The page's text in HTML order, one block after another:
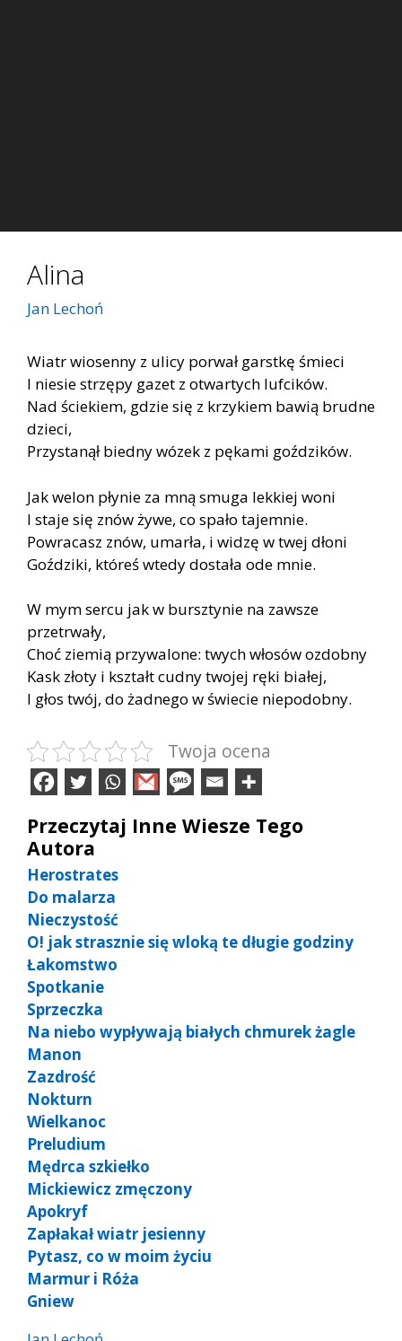
Alina
Jan Lechoń
Wiatr wiosenny z ulicy porwał garstkę śmieci
I niesie strzępy gazet z otwartych lufcików.
Nad ściekiem, gdzie się z krzykiem bawią brudne
dzieci,
Przystanął biedny wózek z pękami goździków.
Jak welon płynie za mną smuga lekkiej woni
I staje się znów żywe, co spało tajemnie.
Powracasz znów, umarła, i widzę w twej dłoni
Goździki, któreś wtedy dostała ode mnie.
W mym sercu jak w bursztynie na zawsze
przetrwały,
Choć ziemią przywalone: twych włosów ozdobny
Kask złoty i kształt cudny twojej ręki białej,
I głos twój, do żadnego w świecie niepodobny.
Twoja ocena
Przeczytaj Inne Wiesze Tego
Autora
Herostrates
Do malarza
Nieczystość
O! jak strasznie się wloką te długie godziny
Łakomstwo
Spotkanie
Sprzeczka
Na niebo wypływają białych chmurek żagle
Manon
Zazdrość
Nokturn
Wielkanoc
Preludium
Mędrca szkiełko
Mickiewicz zmęczony
Apokryf
Zapłakał wiatr jesienny
Py­tasz, co w moim ży­ciu
Marmur i Róża
Gniew